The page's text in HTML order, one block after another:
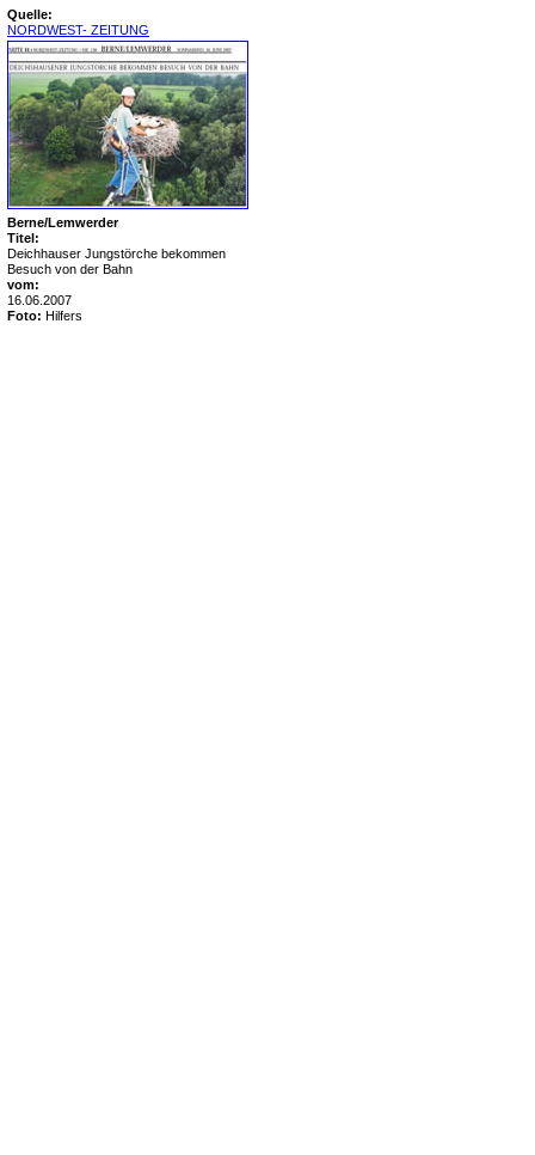
Quelle:
NORDWEST- ZEITUNG
Berne/Lemwerder
Titel:
Deichhauser Jungstörche bekommen
Besuch von der Bahn
vom:
16.06.2007
Foto: Hilfers